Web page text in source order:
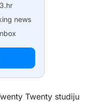
news
Twenty studiju